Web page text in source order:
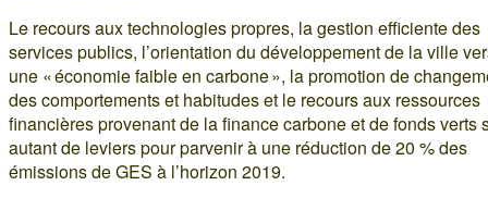
Le recours aux technologies propres, la gestion efficiente des
services publics, l’orientation du développement de la ville
une « économie faible en carbone », la promotion de
des comportements et habitudes et le recours aux ressources
financières provenant de la finance carbone et de fonds verts
autant de leviers pour parvenir à une réduction de 20 % des
émissions de GES à l’horizon 2019.